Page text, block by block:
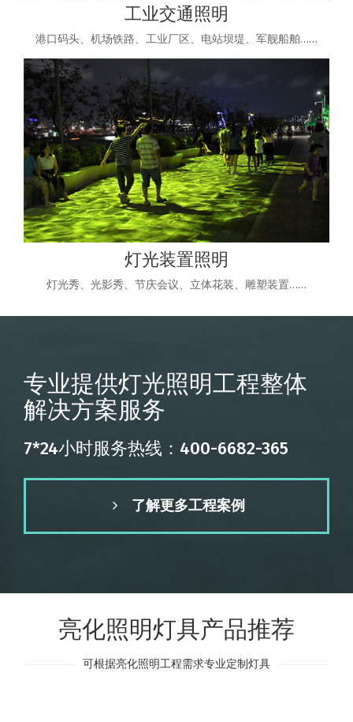
工业交通照明
港口码头、机场铁路、工业厂区、电站坝堤、军舰船舶……
灯光装置照明
灯光秀、光影秀、节庆会议、立体花装、雕塑装置……
专业提供灯光照明工程整体
解决方案服务
7*24小时服务热线：400-6682-365
了解更多工程案例
亮化照明灯具产品推荐
可根据亮化照明工程需求专业定制灯具